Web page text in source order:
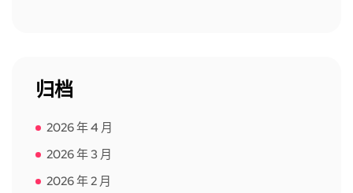
归档
2026 年 4 月
2026 年 3 月
2026 年 2 月